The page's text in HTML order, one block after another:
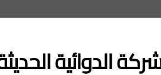
الدوائية